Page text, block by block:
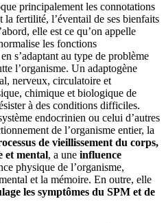
principalement les connotations
la fertilité, l’éventail de ses bienfaits
elle est ce qu’on appelle
les fonctions
s’adaptant au type de problème
l’organisme. Un adaptogène
nerveux, circulatoire et
chimique et biologique de
à des conditions difficiles.
endocrinien ou celui d’autres
de l’organisme entier, la
de vieillissement du corps,
et mental, a une influence
physique de l’organisme,
et la mémoire. En outre, elle
les symptômes du SPM et de